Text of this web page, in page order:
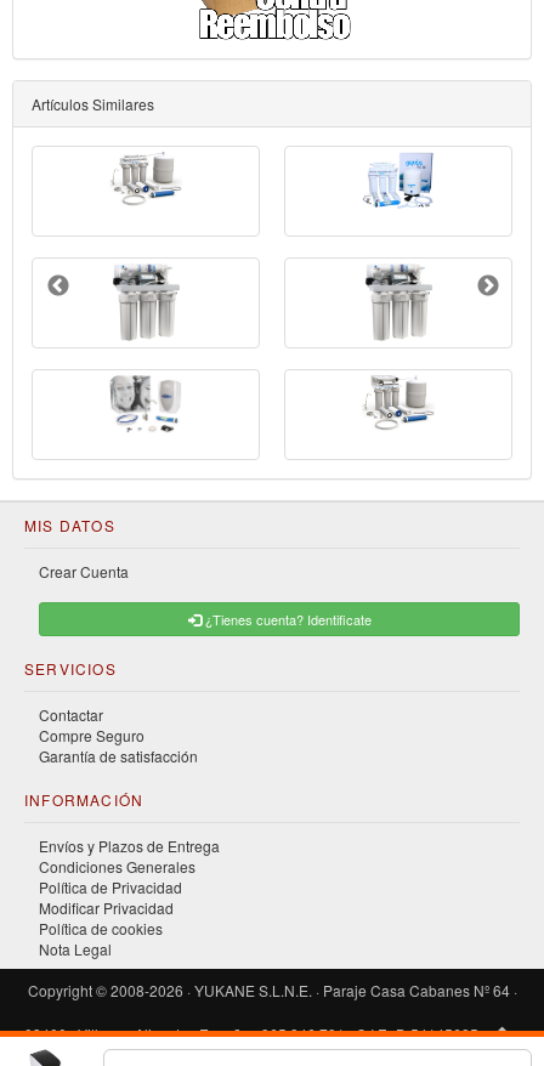
Artículos Similares
MIS DATOS
Crear Cuenta
¿Tienes cuenta? Identificate
SERVICIOS
Contactar
Compre Seguro
Garantía de satisfacción
INFORMACIÓN
Envíos y Plazos de Entrega
Condiciones Generales
Política de Privacidad
Modificar Privacidad
Política de cookies
Nota Legal
Copyright © 2008-2026 · YUKANE S.L.N.E. · Paraje Casa Cabanes Nº 64 ·
03400 · Villena · Alicante · España · 965 346 791 · C.I.F.: B-54145685